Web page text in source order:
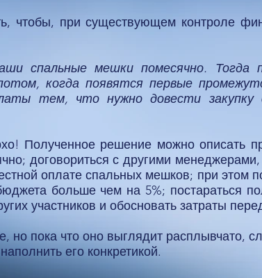
чтобы, при существующем контроле
спальные мешки помесячно. Тогда
когда появятся первые
тем, что нужно довести
Полученное решение можно описать
договориться с другими
оплате спальных мешков; при этом
больше чем на 5%; постараться
участников и обосновать затраты
но пока что оно выглядит расплывчато,
его конкретикой.